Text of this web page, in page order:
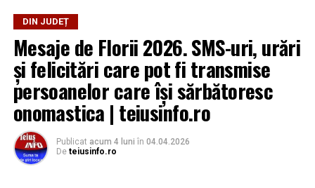
DIN JUDEȚ
Mesaje de Florii 2026. SMS-uri, urări
și felicitări care pot fi transmise
persoanelor care îşi sărbătoresc
onomastica | teiusinfo.ro
Publicat acum 4 luni în 04.04.2026
De teiusinfo.ro